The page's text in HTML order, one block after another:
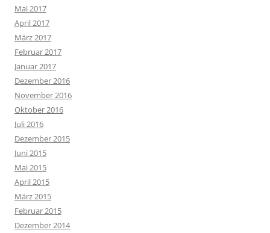
Mai 2017
April 2017
März 2017
Februar 2017
Januar 2017
Dezember 2016
November 2016
Oktober 2016
Juli 2016
Dezember 2015
Juni 2015
Mai 2015
April 2015
März 2015
Februar 2015
Dezember 2014